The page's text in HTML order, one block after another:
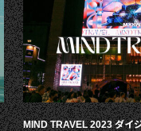
MIND TRAVEL 2023 ダイ